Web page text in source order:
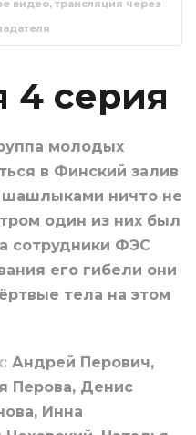
видео, трансляция через
4 серия
молодых
в Финский залив
шашлыками ничто не
один из них был
сотрудники ФЭС
его гибели они
тела на этом
Андрей Перович,
Перова, Денис
Инна